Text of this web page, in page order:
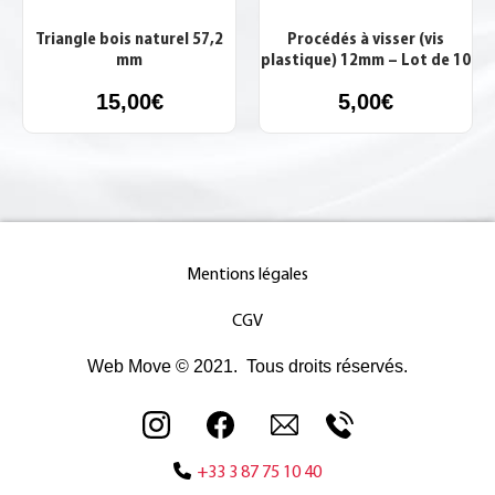
Triangle bois naturel 57,2
mm
15,00€
Procédés à visser (vis
plastique) 12mm – Lot de 10
5,00€
Mentions légales
CGV
Web Move © 2021. Tous droits réservés.
+33 3 87 75 10 40